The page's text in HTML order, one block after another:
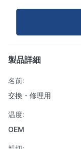
製品詳細
名前:
交換・修理用
温度:
OEM